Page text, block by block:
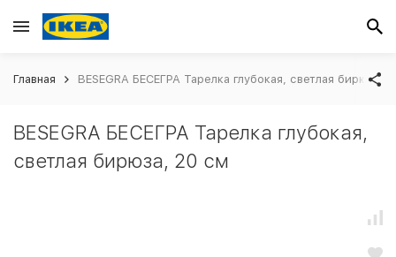
Главная BESEGRA БЕСЕГРА Тарелка глубокая, светлая бирюза,
BESEGRA БЕСЕГРА Тарелка глубокая,
светлая бирюза, 20 см